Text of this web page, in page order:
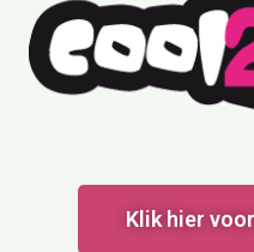
Klik hier